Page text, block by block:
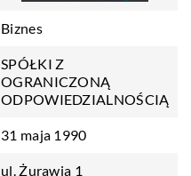
Biznes
SPÓŁKI Z
OGRANICZONĄ
ODPOWIEDZIALNOŚCIĄ
31 maja 1990
ul. Żurawia 1